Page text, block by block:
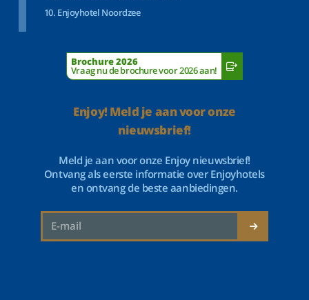
Enjoyhotel Noordzee
Brochure 2026
Vraag nu de brochure voor 2026 aan!
Enjoy! Meld je aan voor onze
nieuwsbrief!
Meld je aan voor onze Enjoy nieuwsbrief!
Ontvang als eerste informatie over Enjoyhotels
en ontvang de beste aanbiedingen.